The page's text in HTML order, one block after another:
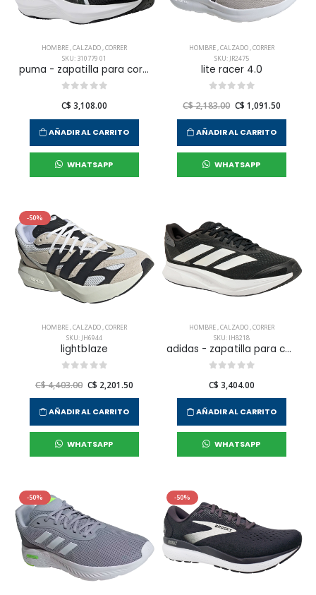
HOMBRE,CALZADO,CORRER
SKU: 310779 01
puma - zapatilla para correr scend pro 2 para hombre
C$ 3,108.00
AÑADIR AL CARRITO
WHATSAPP
HOMBRE,CALZADO,CORRER
SKU: JR2475
lite racer 4.0
C$ 2,183.00 C$ 1,091.50
AÑADIR AL CARRITO
WHATSAPP
-50%
HOMBRE,CALZADO,CORRER
SKU: JH6944
lightblaze
C$ 4,403.00 C$ 2,201.50
AÑADIR AL CARRITO
WHATSAPP
HOMBRE,CALZADO,CORRER
SKU: IH8218
adidas - zapatilla para correr duramo sl2 para hombre
C$ 3,404.00
AÑADIR AL CARRITO
WHATSAPP
-50% -50%